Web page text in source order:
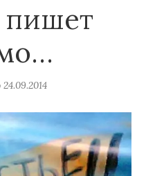
пишет
24.09.2014